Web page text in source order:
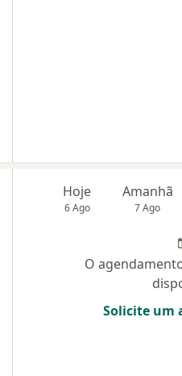
Hoje
6 Ago
Amanhã
7 Ago
O
Solicite um